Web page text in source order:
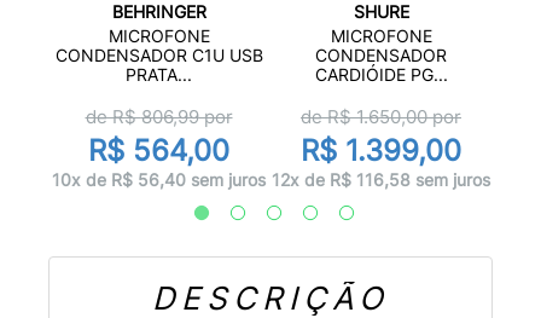
BEHRINGER
MICROFONE
CONDENSADOR C1U USB
PRATA...
de R$806,99por
R$ 564,00
10x de R$ 56,40 sem juros
SHURE
MICROFONE
CONDENSADOR
CARDIÓIDE PG...
de R$1.650,00por
R$ 1.399,00
12x de R$ 116,58 sem juros
DESCRIÇÃO